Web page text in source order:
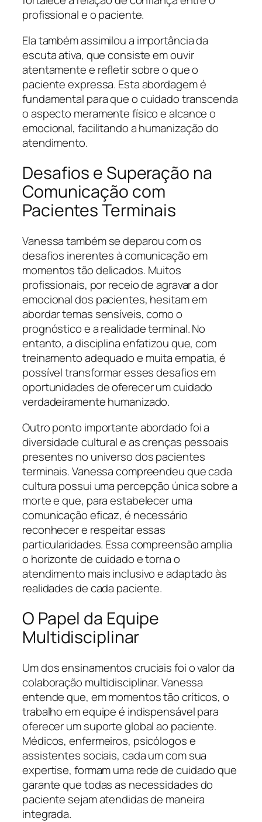
profissional e o paciente.
Ela também assimilou a importância da
escuta ativa, que consiste em ouvir
atentamente e refletir sobre o que o
paciente expressa. Esta abordagem é
fundamental para que o cuidado transcenda
o aspecto meramente físico e alcance o
emocional, facilitando a humanização do
atendimento.
Desafios e Superação na
Comunicação com
Pacientes Terminais
Vanessa também se deparou com os
desafios inerentes à comunicação em
momentos tão delicados. Muitos
profissionais, por receio de agravar a dor
emocional dos pacientes, hesitam em
abordar temas sensíveis, como o
prognóstico e a realidade terminal. No
entanto, a disciplina enfatizou que, com
treinamento adequado e muita empatia, é
possível transformar esses desafios em
oportunidades de oferecer um cuidado
verdadeiramente humanizado.
Outro ponto importante abordado foi a
diversidade cultural e as crenças pessoais
presentes no universo dos pacientes
terminais. Vanessa compreendeu que cada
cultura possui uma percepção única sobre a
morte e que, para estabelecer uma
comunicação eficaz, é necessário
reconhecer e respeitar essas
particularidades. Essa compreensão amplia
o horizonte de cuidado e torna o
atendimento mais inclusivo e adaptado às
realidades de cada paciente.
O Papel da Equipe
Multidisciplinar
Um dos ensinamentos cruciais foi o valor da
colaboração multidisciplinar. Vanessa
entende que, em momentos tão críticos, o
trabalho em equipe é indispensável para
oferecer um suporte global ao paciente.
Médicos, enfermeiros, psicólogos e
assistentes sociais, cada um com sua
expertise, formam uma rede de cuidado que
garante que todas as necessidades do
paciente sejam atendidas de maneira
integrada.